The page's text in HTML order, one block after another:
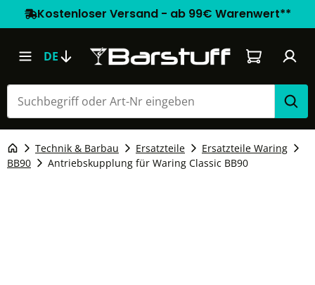
Kostenloser Versand - ab 99€ Warenwert**
DE Warenkorb
Technik & Barbau Ersatzteile
Ersatzteile Waring
BB90
Antriebskupplung für Waring Classic BB90